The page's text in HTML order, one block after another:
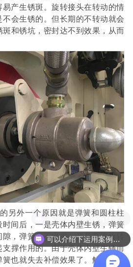
易产生锈斑 。旋转接头在转动的情
不会生锈的。但长期的不转动就会
斑和锈坑 ，密封达不到效果，从而
另外一个原因就是弹簧和 圆柱柱
间后，一是壳体内壁生锈，弹簧
，弹簧弹不出来。二是蒸汽旋转
支撑作用的。由于壳体内壁生锈而
也就失去补偿效果了。解决办法